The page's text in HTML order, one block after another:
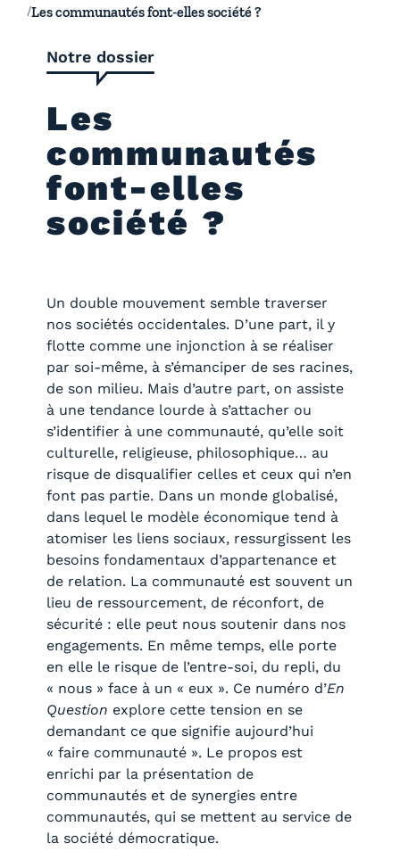
Les communautés font-elles société ?
Notre dossier
Les
communautés
font-elles
société ?
Un double mouvement semble traverser
nos sociétés occidentales. D’une part, il y
flotte comme une injonction à se réaliser
par soi-même, à s’émanciper de ses racines,
de son milieu. Mais d’autre part, on assiste
à une tendance lourde à s’attacher ou
s’identifier à une communauté, qu’elle soit
culturelle, religieuse, philosophique… au
risque de disqualifier celles et ceux qui n’en
font pas partie. Dans un monde globalisé,
dans lequel le modèle économique tend à
atomiser les liens sociaux, ressurgissent les
besoins fondamentaux d’appartenance et
de relation. La communauté est souvent un
lieu de ressourcement, de réconfort, de
sécurité : elle peut nous soutenir dans nos
engagements. En même temps, elle porte
en elle le risque de l’entre-soi, du repli, du
« nous » face à un « eux ». Ce numéro d’En
Question explore cette tension en se
demandant ce que signifie aujourd’hui
« faire communauté ». Le propos est
enrichi par la présentation de
communautés et de synergies entre
communautés, qui se mettent au service de
la société démocratique.